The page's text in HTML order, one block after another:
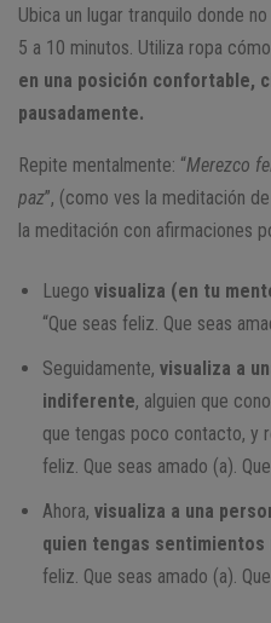
Ubica un lugar tranquilo donde
5 a 10 minutos. Utiliza ropa
en una posición confortable,
pausadamente.
Repite mentalmente: “Merezco
paz”, (como ves la meditación
la meditación con afirmaciones
Luego visualiza (en tu
“Que seas feliz. Que seas
Seguidamente, visualiza a
indiferente, alguien que
que tengas poco contacto, y
feliz. Que seas amado (a).
Ahora, visualiza a una
quien tengas sentimientos
feliz. Que seas amado (a).